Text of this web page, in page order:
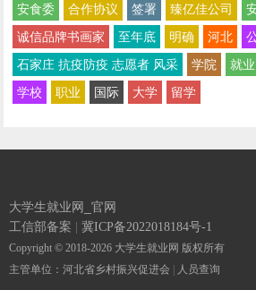
安食委
合作协议 签署 臻亿佳公司
诚信品牌书画家
至年底 明确 河北
石家庄 抗疫防疫 志愿者 风采
学院 就业
学校
职业 国际 大学 留学
大学生就业网_官网
工信部备案 冀ICP备2022018184号-1
Copyright © 2018-2026 大学生就业网 版权所有
主管单位：河北省乡村振兴促进会
人员查询